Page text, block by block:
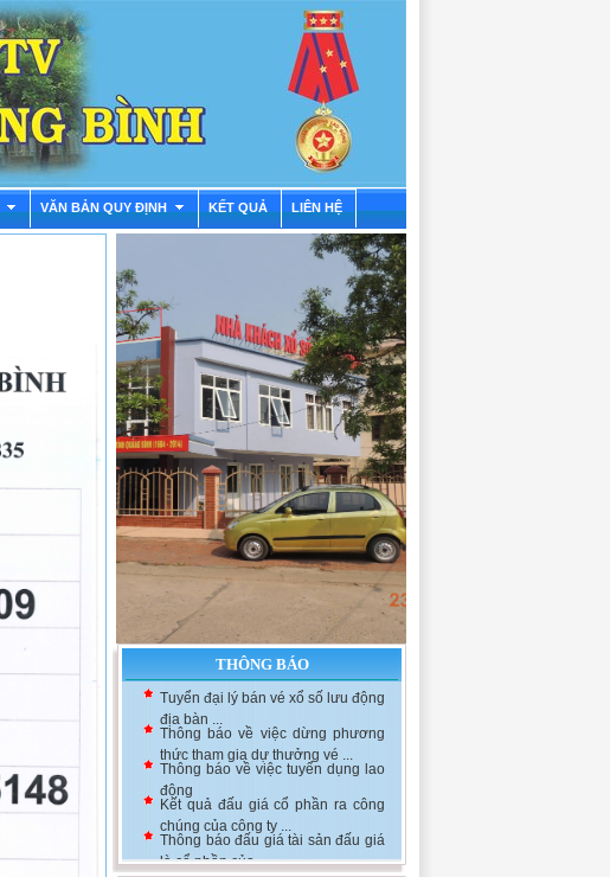
VĂN BẢN QUY ĐỊNH KẾT QUẢ LIÊN HỆ
THÔNG BÁO
Tuyển đại lý bán vé xổ số lưu động
địa bàn ...
Thông báo về việc dừng phương
thức tham gia dự thưởng vé ...
Thông báo về việc tuyển dụng lao
động
Kết quả đấu giá cổ phần ra công
chúng của công ty ...
Thông báo đấu giá tài sản đấu giá
là cổ phần của ...